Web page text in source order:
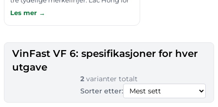
massemarkedet og Green for
Les mer →
VinFast VF 6: spesifikasjoner for hver
utgave
2 varianter totalt
Sorter etter: